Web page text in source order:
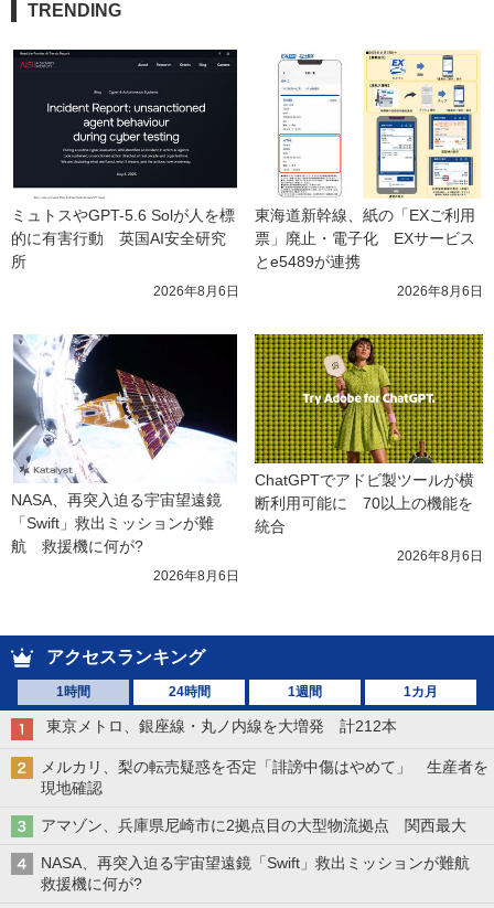
TRENDING
ミュトスやGPT-5.6 Solが人を標
的に有害行動　英国AI安全研究
所
2026年8月6日
東海道新幹線、紙の「EXご利用
票」廃止・電子化　EXサービス
とe5489が連携
2026年8月6日
NASA、再突入迫る宇宙望遠鏡
「Swift」救出ミッションが難
航　救援機に何が?
2026年8月6日
ChatGPTでアドビ製ツールが横
断利用可能に　70以上の機能を
統合
2026年8月6日
アクセスランキング
1時間 24時間 1週間 1カ月
東京メトロ、銀座線・丸ノ内線を大増発 計212本
メルカリ、梨の転売疑惑を否定「誹謗中傷はやめて」 生産者を
現地確認
アマゾン、兵庫県尼崎市に2拠点目の大型物流拠点 関西最大
NASA、再突入迫る宇宙望遠鏡「Swift」救出ミッションが難航
救援機に何が?